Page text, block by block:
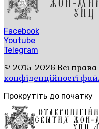
Facebook
Youtube
Telegram
© 2015-2026 Всі права
конфіденційності
Прокрутіть до початку